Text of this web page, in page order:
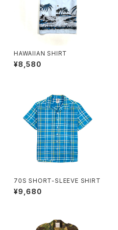
HAWAIIAN SHIRT
¥8,580
70S SHORT-SLEEVE SHIRT
¥9,680